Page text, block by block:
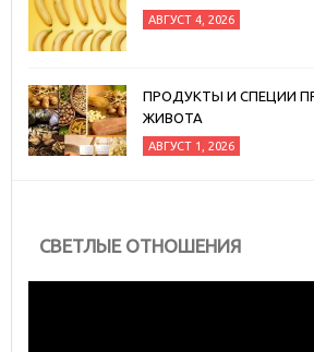
АВГУСТ 4, 2026
ПРОДУКТЫ И СПЕЦИИ
ЖИВОТА
АВГУСТ 1, 2026
СВЕТЛЫЕ ОТНОШЕНИЯ